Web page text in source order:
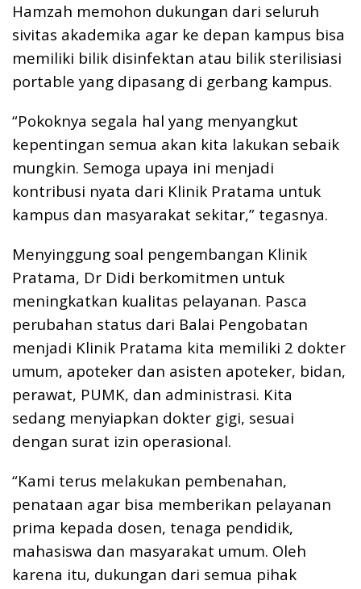
Hamzah memohon dukungan dari seluruh
sivitas akademika agar ke depan kampus bisa
memiliki bilik disinfektan atau bilik sterilisiasi
portable yang dipasang di gerbang kampus.
“Pokoknya segala hal yang menyangkut
kepentingan semua akan kita lakukan sebaik
mungkin. Semoga upaya ini menjadi
kontribusi nyata dari Klinik Pratama untuk
kampus dan masyarakat sekitar,” tegasnya.
Menyinggung soal pengembangan Klinik
Pratama, Dr Didi berkomitmen untuk
meningkatkan kualitas pelayanan. Pasca
perubahan status dari Balai Pengobatan
menjadi Klinik Pratama kita memiliki 2 dokter
umum, apoteker dan asisten apoteker, bidan,
perawat, PUMK, dan administrasi. Kita
sedang menyiapkan dokter gigi, sesuai
dengan surat izin operasional.
“Kami terus melakukan pembenahan,
penataan agar bisa memberikan pelayanan
prima kepada dosen, tenaga pendidik,
mahasiswa dan masyarakat umum. Oleh
karena itu, dukungan dari semua pihak